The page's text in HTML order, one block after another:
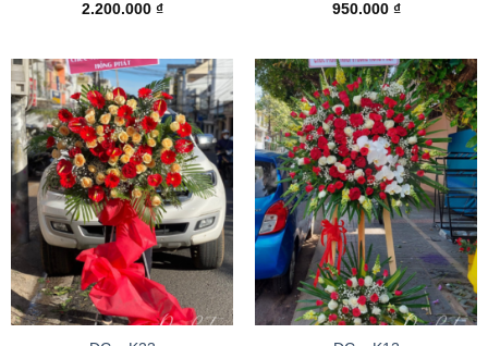
2.200.000 ₫
950.000 ₫